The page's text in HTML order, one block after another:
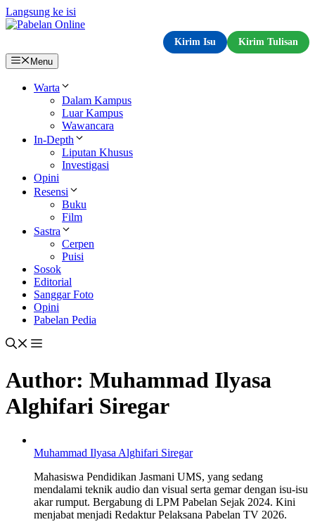
Langsung ke isi
Kirim Isu
Kirim Tulisan
Menu
Warta
Dalam Kampus
Luar Kampus
Wawancara
In-Depth
Liputan Khusus
Investigasi
Opini
Resensi
Buku
Film
Sastra
Cerpen
Puisi
Sosok
Editorial
Sanggar Foto
Opini
Pabelan Pedia
Author: Muhammad Ilyasa
Alghifari Siregar
Muhammad Ilyasa Alghifari Siregar
Mahasiswa Pendidikan Jasmani UMS, yang sedang
mendalami teknik audio dan visual serta gemar dengan isu-isu
akar rumput. Bergabung di LPM Pabelan Sejak 2024. Kini
menjabat menjadi Redaktur Pelaksana Pabelan TV 2026.